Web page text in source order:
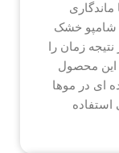
شامپو خشک
زمان را
این محصول
ای در موها
استفاده